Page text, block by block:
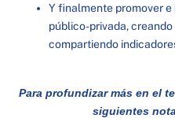
Y finalmente promover
público-privada,
compartiendo
Para profundizar más en el
siguientes